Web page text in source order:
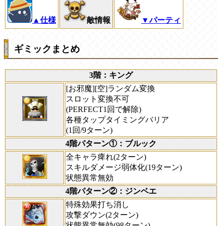
▲仕様 敵情報 ▼パーティ
ギミックまとめ
3階：キング
[お邪魔][空]ランダム変換
スロット変換不可
(PERFECT1回で解除)
各種タップタイミングバリア
(1回/9ターン)
4階パターン①：ブルック
全キャラ痺れ(2ターン)
スキルダメージ弱体化(19ターン)
状態異常無効
4階パターン②：ジンベエ
特殊効果打ち消し
攻撃ダウン(2ターン)